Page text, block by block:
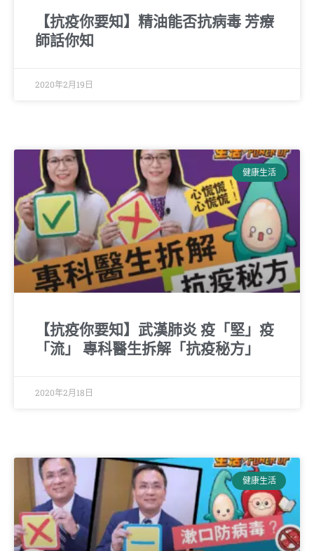
【抗疫你要知】精油能否抗病毒 芳療
師話你知
2020年2月19日
健康生活
【抗疫你要知】武漢肺炎 疫「堅」疫
「流」 專科醫生拆解「抗疫秘方」
2020年2月18日
健康生活